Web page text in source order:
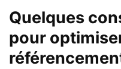
Quelques
pour